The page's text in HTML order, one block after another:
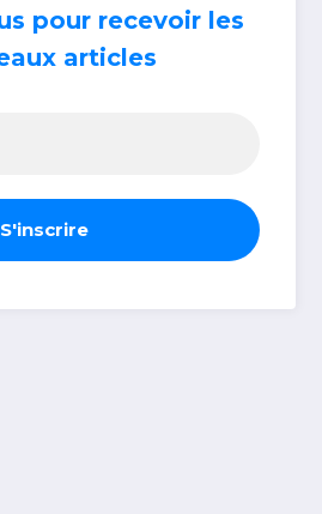
pour recevoir les
articles